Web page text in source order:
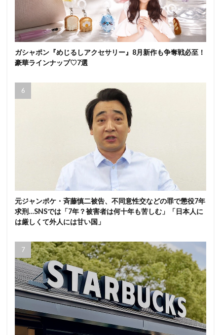
ガシャポン『めじるしアクセサリー』8月新作も争奪戦必至！
豪華ラインナップ♡7選
元ジャンポケ・斉藤慎二被告、不同意性交などの罪で懲役7年
求刑…SNSでは「7年？被害者は何十年も苦しむ」「日本人に
は厳しくて外人には甘い国」